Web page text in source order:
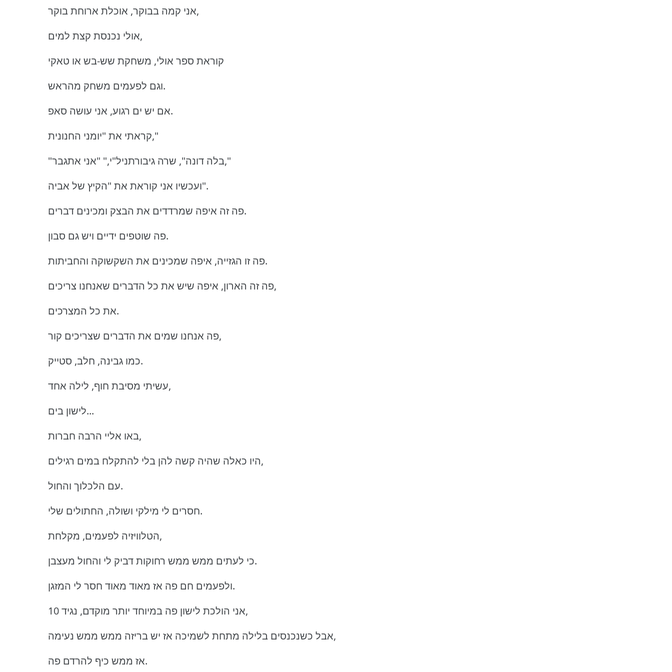
אני קמה בבוקר, אוכלת ארוחת בוקר,
אולי נכנסת קצת למים,
קוראת ספר אולי, משחקת שש-בש או טאקי
וגם לפעמים משחק מהראש.
אם יש ים רגוע, אני עושה סאפ.
קראתי את "יומני החנונית,"
"בלה דונה", שרה גיבורתניל"י," "אני אתגבר,"
ועכשיו אני קוראת את "הקיץ של אביה".
פה זה איפה שמרדדים את הבצק ומכינים דברים.
פה שוטפים ידיים ויש גם סבון.
פה זו הגזייה, איפה שמכינים את השקשוקה והחביתות.
פה זה הארון, איפה שיש את כל הדברים שאנחנו צריכים,
את כל המצרכים.
פה אנחנו שמים את הדברים שצריכים קור,
כמו גבינה, חלב, סטייק.
עשיתי מסיבת חוף, לילה אחד,
לישון בים...
באו אליי הרבה חברות,
היו כאלה שהיה קשה להן בלי להתקלח במים רגילים,
עם הלכלוך והחול.
חסרים לי מילקי ושולה, החתולים שלי.
הטלוויזיה לפעמים, מקלחת,
כי לעתים ממש ממש רחוקות דביק לי והחול מעצבן.
ולפעמים חם פה אז מאוד מאוד חסר לי המזגן.
אני הולכת לישון פה במיוחד יותר מוקדם, נגיד 10,
אבל כשנכנסים בלילה מתחת לשמיכה אז יש בריזה ממש ממש נעימה,
אז ממש כיף להרדם פה.